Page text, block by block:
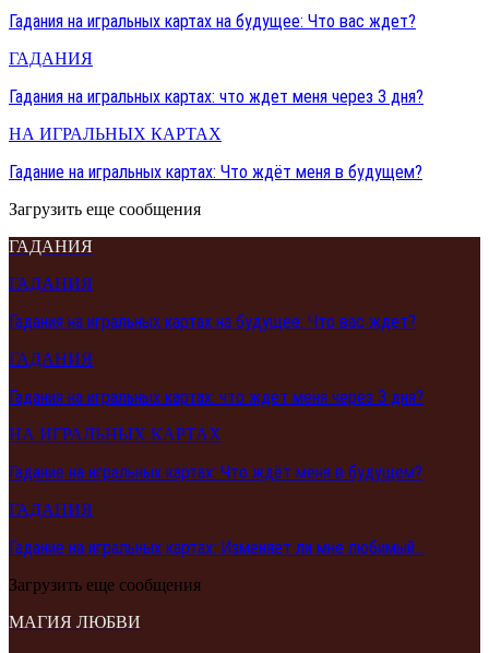
Гадания на игральных картах на будущее: Что вас ждет?
ГАДАНИЯ
Гадания на игральных картах: что ждет меня через 3 дня?
НА ИГРАЛЬНЫХ КАРТАХ
Гадание на игральных картах: Что ждёт меня в будущем?
Загрузить еще сообщения
ГАДАНИЯ
ГАДАНИЯ
Гадания на игральных картах на будущее: Что вас ждет?
ГАДАНИЯ
Гадания на игральных картах: что ждет меня через 3 дня?
НА ИГРАЛЬНЫХ КАРТАХ
Гадание на игральных картах: Что ждёт меня в будущем?
ГАДАНИЯ
Гадание на игральных картах: Изменяет ли мне любимый…
Загрузить еще сообщения
МАГИЯ ЛЮБВИ